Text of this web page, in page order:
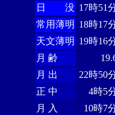
日 没 17時51
常用薄明 18時17
天文薄明 19時16
月 齢
月 出
22時50
正 中
4時5
月 入
10時7